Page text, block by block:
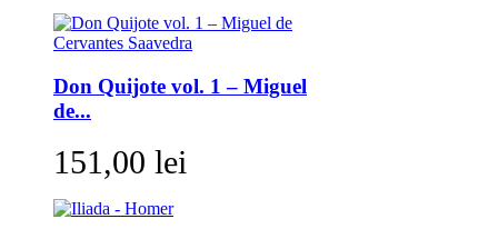
Don Quijote vol. 1 – Miguel
de...
151,00 lei